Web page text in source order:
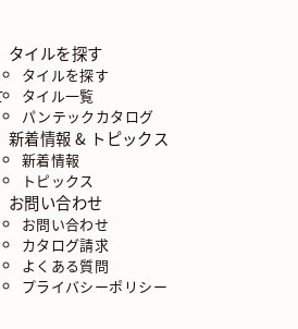
タイルを探す
タイルを探す
タイル一覧
パンテックカタログ
新着情報 & トピックス
新着情報
トピックス
お問い合わせ
お問い合わせ
カタログ請求
よくある質問
プライバシーポリシー